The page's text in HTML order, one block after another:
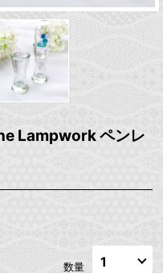
Lampwork ペンレ
数量